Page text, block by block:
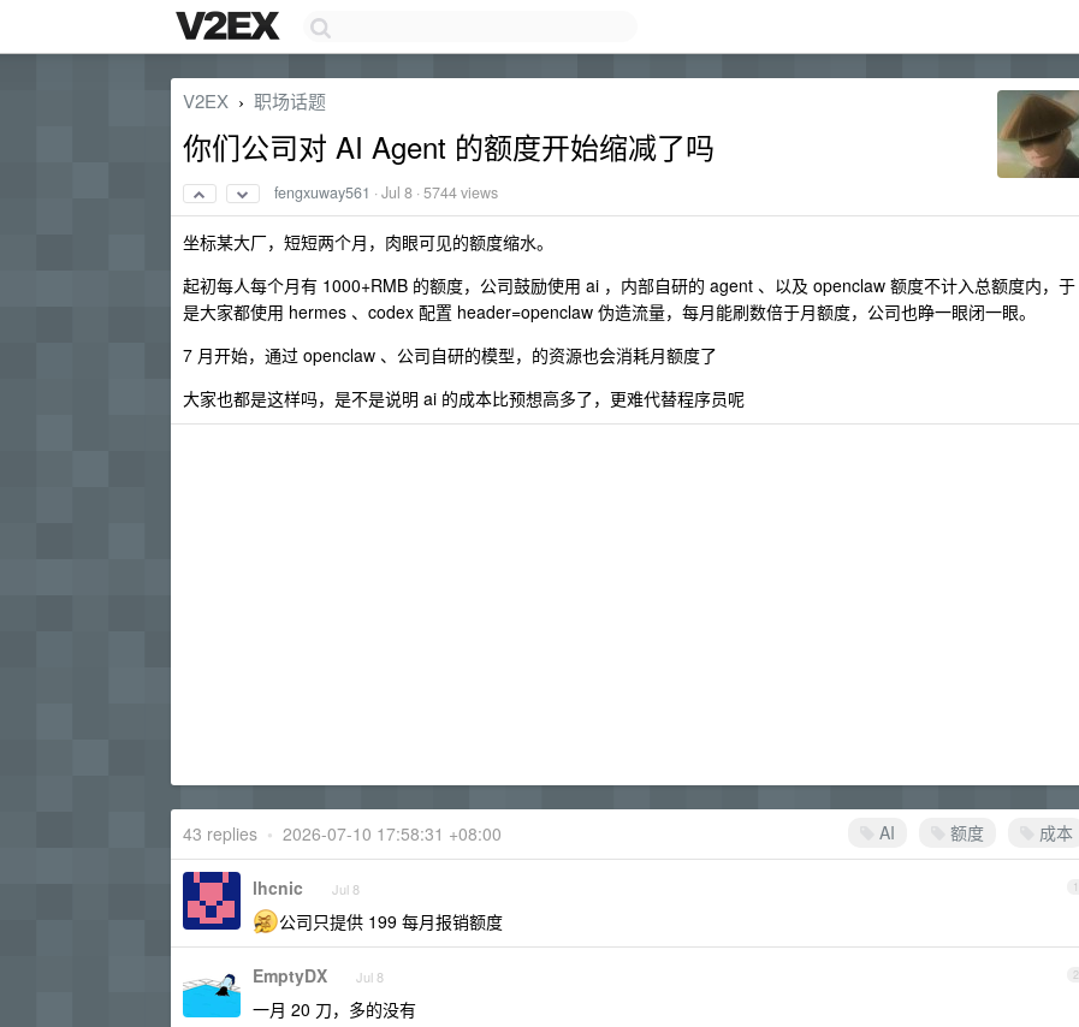
V2EX › 职场话题
你们公司对 AI Agent 的额度开始缩减了吗
fengxuway561 ·Jul 8 · 5744 views
坐标某大厂，短短两个月，肉眼可见的额度缩水。
起初每人每个月有 1000+RMB 的额度，公司鼓励使用 ai ，内部自研的 agent 、以及 openclaw 额度不计入总额度内，于
是大家都使用 hermes 、codex 配置 header=openclaw 伪造流量，每月能刷数倍于月额度，公司也睁一眼闭一眼。
7 月开始，通过 openclaw 、公司自研的模型，的资源也会消耗月额度了
大家也都是这样吗，是不是说明 ai 的成本比预想高多了，更难代替程序员呢
AI 额度 成本
43 replies • 2026-07-10 17:58:31 +08:00
1
lhcnic Jul 8
公司只提供 199 每月报销额度
2
EmptyDX Jul 8
一月 20 刀，多的没有